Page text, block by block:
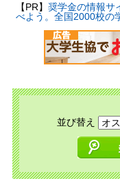
【PR】 奨学金の情報サ
べよう。全国2000校の
並び替え